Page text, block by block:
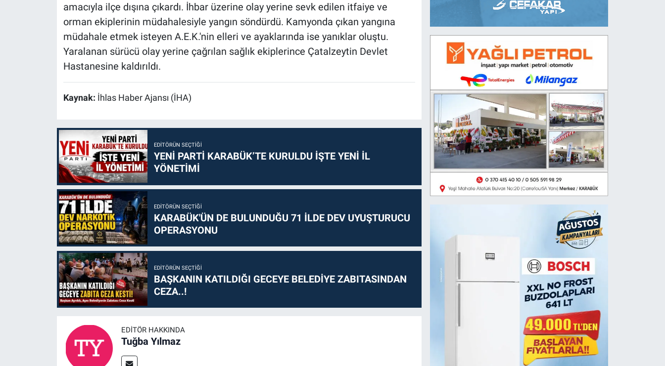
amacıyla ilçe dışına çıkardı. İhbar üzerine olay yerine sevk edilen itfaiye ve
orman ekiplerinin müdahalesiyle yangın söndürdü. Kamyonda çıkan yangına
müdahale etmek isteyen A.E.K.'nin elleri ve ayaklarında ise yanıklar oluştu.
Yaralanan sürücü olay yerine çağrılan sağlık ekiplerince Çatalzeytin Devlet
Hastanesine kaldırıldı.
Kaynak: İhlas Haber Ajansı (İHA)
EDITÖRÜN SEÇTIĞI
YENİ PARTİ KARABÜK’TE KURULDU İŞTE YENİ İL
YÖNETİMİ
EDITÖRÜN SEÇTIĞI
KARABÜK'ÜN DE BULUNDUĞU 71 İLDE DEV UYUŞTURUCU
OPERASYONU
EDITÖRÜN SEÇTIĞI
BAŞKANIN KATILDIĞI GECEYE BELEDİYE ZABITASINDAN
CEZA..!
EDITÖR HAKKINDA
Tuğba Yılmaz